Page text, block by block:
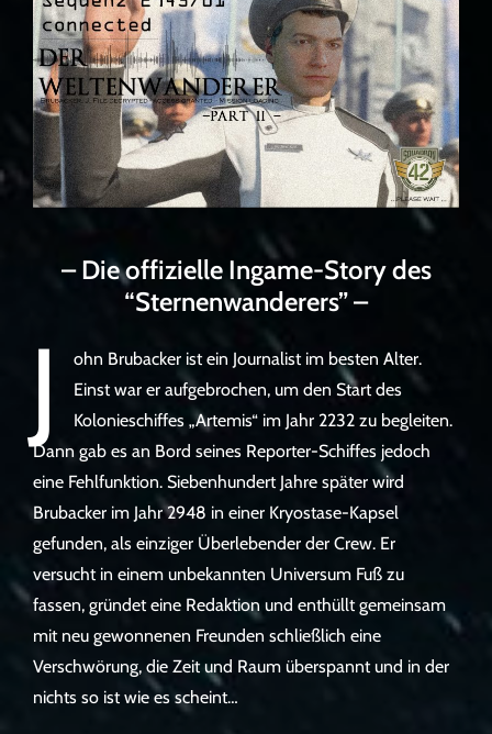
– Die offizielle Ingame-Story des
“Sternenwanderers” –
J
ohn Brubacker ist ein Journalist im besten Alter.
Einst war er aufgebrochen, um den Start des
Kolonieschiffes „Artemis“ im Jahr 2232 zu begleiten.
Dann gab es an Bord seines Reporter-Schiffes jedoch
eine Fehlfunktion. Siebenhundert Jahre später wird
Brubacker im Jahr 2948 in einer Kryostase-Kapsel
gefunden, als einziger Überlebender der Crew. Er
versucht in einem unbekannten Universum Fuß zu
fassen, gründet eine Redaktion und enthüllt gemeinsam
mit neu gewonnenen Freunden schließlich eine
Verschwörung, die Zeit und Raum überspannt und in der
nichts so ist wie es scheint…